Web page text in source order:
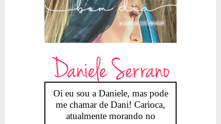
Daniele Serrano
Oi eu sou a Daniele, mas pode
me chamar de Dani! Carioca,
atualmente morando no